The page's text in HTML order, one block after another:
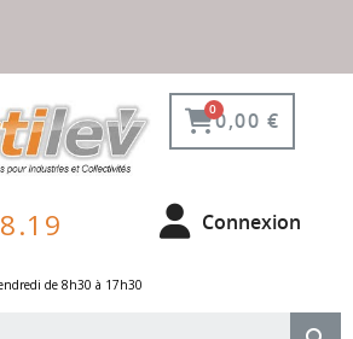
0,00 €
Connexion
de 8h30 à 17h30